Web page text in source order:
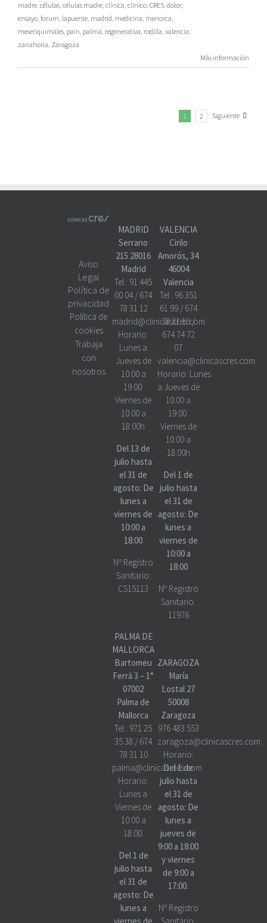
madre, células, células madre, clínica, clinico, CRES, dolor,
ensayo, forum, lapuente, madrid, medicina, menorca,
mesenquimales, pain, palma, regenerativa, rodilla, valencia,
zanahoria, Zaragoza
Más información
1 2 Siguiente
Aviso
Legal
Política de
privacidad
Política de
cookies
Trabaja
con
nosotros
MADRID
Serrano
215 28016
Madrid
Tel.: 91 445
00 04/ 674
78 31 12
madrid@clinicascres.com
Horario:
Lunes a
Jueves de
10:00 a
19:00.
Viernes de
10:00 a
18:00h
Del 13 de
julio hasta
el 31 de
agosto: De
lunes a
viernes de
10:00 a
18:00
Nº Registro
Sanitario:
CS15113
PALMA DE
MALLORCA
Bartomeu
Ferrà 3 – 1°
07002
Palma de
Mallorca
Tel.: 971 25
35 38 / 674
78 31 10
palma@clinicascres.com
Horario:
Lunes a
Viernes de
10:00 a
18:00.
Del 1 de
julio hasta
el 31 de
agosto: De
lunes a
VALENCIA
Cirilo
Amorós, 34
46004
Valencia
Tel.: 96 351
61 99/ 674
78 31 16/
674 74 72
07
valencia@clinicascres.com
Horario: Lunes
a Jueves de
10:00 a
19:00.
Viernes de
10:00 a
18:00h
Del 1 de
julio hasta
el 31 de
agosto: De
lunes a
viernes de
10:00 a
18:00
Nº Registro
Sanitario:
11976
ZARAGOZA
María
Lostal 27
50008
Zaragoza
976 483 553
zaragoza@clinicascres.com
Horario:
Del 1 de
julio hasta
el 31 de
agosto: De
lunes a
jueves de
9:00 a 18:00
y viernes
de 9:00 a
17:00.
Nº Registro